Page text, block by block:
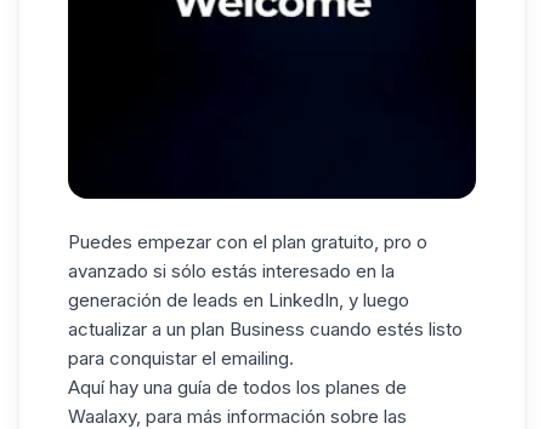
Puedes empezar con el plan gratuito, pro o
avanzado si sólo estás interesado en la
generación de leads en LinkedIn, y luego
actualizar a un plan Business cuando estés listo
para conquistar el emailing.
Aquí hay una guía de todos los planes de
Waalaxy, para más información sobre las